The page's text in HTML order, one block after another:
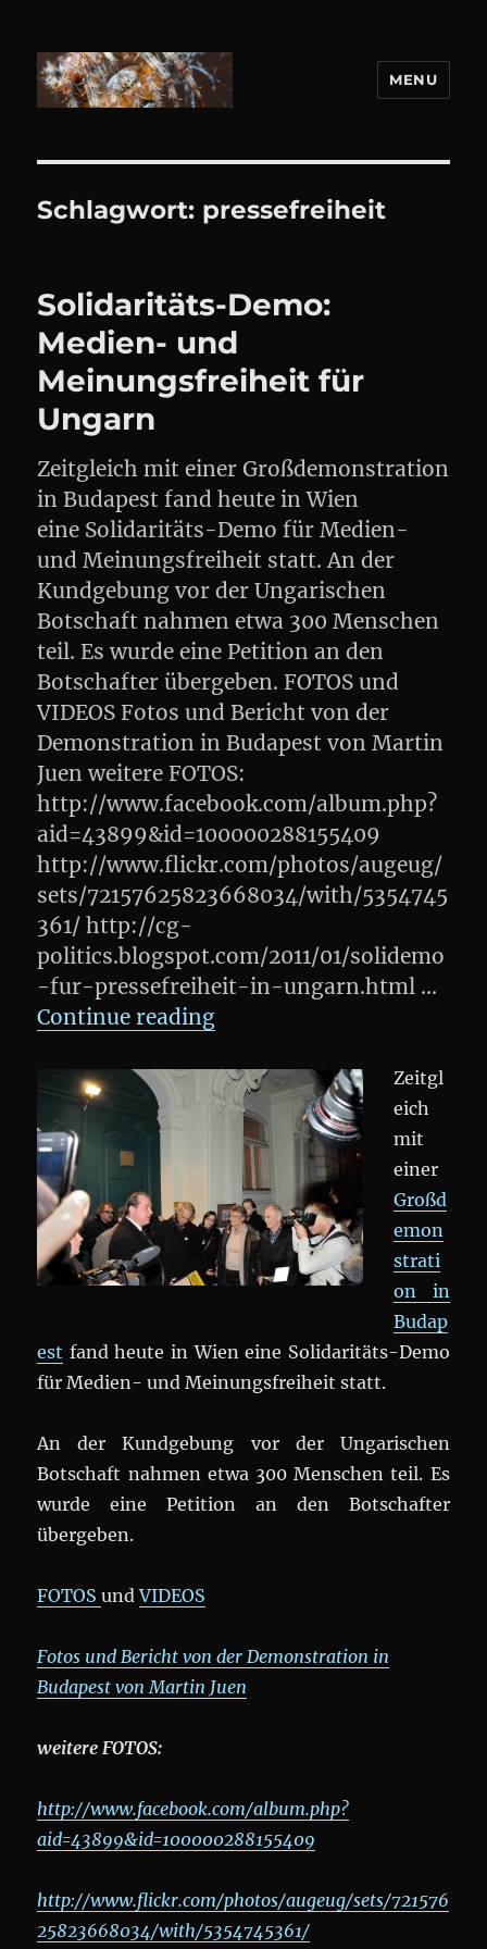
MENU
Schlagwort: pressefreiheit
Solidaritäts-Demo:
Medien- und
Meinungsfreiheit für
Ungarn
Zeitgleich mit einer Großdemonstration
in Budapest fand heute in Wien
eine Solidaritäts-Demo für Medien-
und Meinungsfreiheit statt. An der
Kundgebung vor der Ungarischen
Botschaft nahmen etwa 300 Menschen
teil. Es wurde eine Petition an den
Botschafter übergeben. FOTOS und
VIDEOS Fotos und Bericht von der
Demonstration in Budapest von Martin
Juen weitere FOTOS:
http://www.facebook.com/album.php?
aid=43899&id=100000288155409
http://www.flickr.com/photos/augeug/
sets/72157625823668034/with/5354745
361/ http://cg-
politics.blogspot.com/2011/01/solidemo
-fur-pressefreiheit-in-ungarn.html …
Continue reading„Solidaritäts-Demo:
Zeitgl
eich
mit
einer
Großd
emon
strati
on in
Budap
est fand heute in Wien eine Solidaritäts-Demo
für Medien- und Meinungsfreiheit statt.
An der Kundgebung vor der Ungarischen
Botschaft nahmen etwa 300 Menschen teil. Es
wurde eine Petition an den Botschafter
übergeben.
FOTOSundVIDEOS
Fotos und Bericht von der Demonstration in
Budapest von Martin Juen
weitere FOTOS:
http://www.facebook.com/album.php?
aid=43899&id=100000288155409
http://www.flickr.com/photos/augeug/sets/721576
25823668034/with/5354745361/